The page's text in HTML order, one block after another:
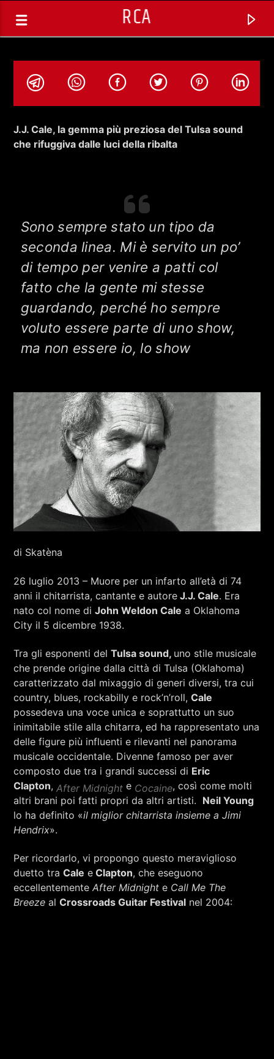
RCA
TRACCIA CORRENTE
LIVING IN AMERICA CON ALESSIO
RAMACCIONI E SILVIA MINGUZZI
RCA - Radio città aperta
+393401974468
J.J. Cale, la gemma più preziosa del Tulsa sound
che rifuggiva dalle luci della ribalta
Sono sempre stato un tipo da
seconda linea. Mi è servito un po’
di tempo per venire a patti col
fatto che la gente mi stesse
guardando, perché ho sempre
voluto essere parte di uno show,
ma non essere io, lo show
di Skatèna
26 luglio 2013 – Muore per un infarto all’età di 74
anni il chitarrista, cantante e autore J.J. Cale. Era
nato col nome diJohn Weldon Cale a Oklahoma
City il 5 dicembre 1938.
Tra gli esponenti delTulsa sound, uno stile musicale
che prende origine dalla città di Tulsa (Oklahoma)
caratterizzato dal mixaggio di generi diversi, tra cui
country, blues, rockabilly e rock’n’roll,Cale
possedeva una voce unica e soprattutto un suo
inimitabile stile alla chitarra, ed ha rappresentato una
delle figure più influenti e rilevanti nel panorama
musicale occidentale. Divenne famoso per aver
composto due tra i grandi successi di Eric
Clapton, After Midnight e Cocaine, così come molti
altri brani poi fatti propri da altri artisti. Neil Young
lo ha definito «il miglior chitarrista insieme a Jimi
Hendrix».
Per ricordarlo, vi propongo questo meraviglioso
duetto traCale e Clapton, che eseguono
eccellentementeAfter Midnighte Call Me The
Breeze alCrossroads Guitar Festival nel 2004: